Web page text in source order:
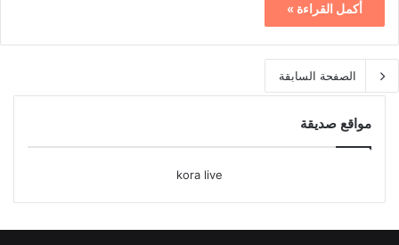
أكمل القراءة »
الصفحة السابقة
مواقع صديقة
kora live